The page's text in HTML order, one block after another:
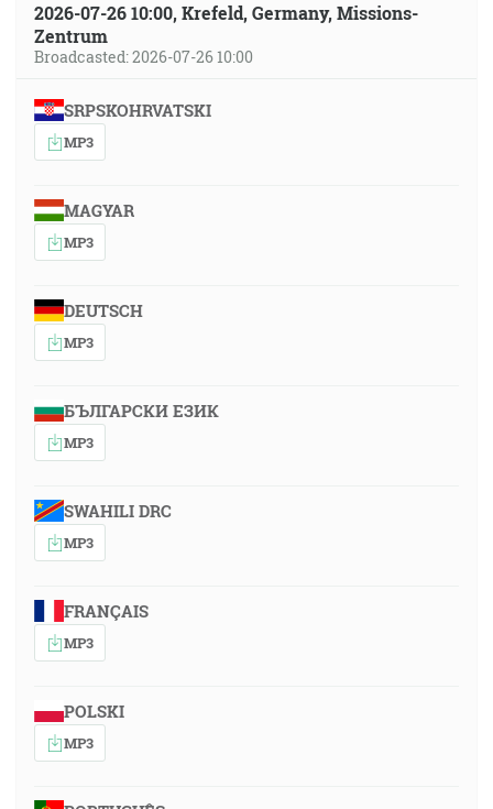
2026-07-26 10:00, Krefeld, Germany, Missions-
Zentrum
Broadcasted: 2026-07-26 10:00
SRPSKOHRVATSKI
MP3
MAGYAR
MP3
DEUTSCH
MP3
БЪЛГАРСКИ ЕЗИК
MP3
SWAHILI DRC
MP3
FRANÇAIS
MP3
POLSKI
MP3